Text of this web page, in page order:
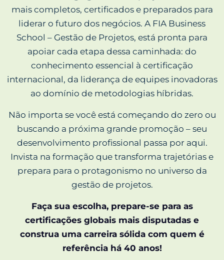
mais completos, certificados e preparados para
liderar o futuro dos negócios. A FIA Business
School – Gestão de Projetos, está pronta para
apoiar cada etapa dessa caminhada: do
conhecimento essencial à certificação
internacional, da liderança de equipes inovadoras
ao domínio de metodologias híbridas.
Não importa se você está começando do zero ou
buscando a próxima grande promoção – seu
desenvolvimento profissional passa por aqui.
Invista na formação que transforma trajetórias e
prepara para o protagonismo no universo da
gestão de projetos.
Faça sua escolha, prepare-se para as
certificações globais mais disputadas e
construa uma carreira sólida com quem é
referência há 40 anos!